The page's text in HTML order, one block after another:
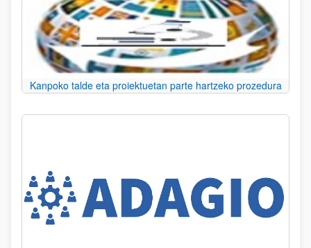
Kanpoko talde eta proiektuetan parte hartzeko prozedura